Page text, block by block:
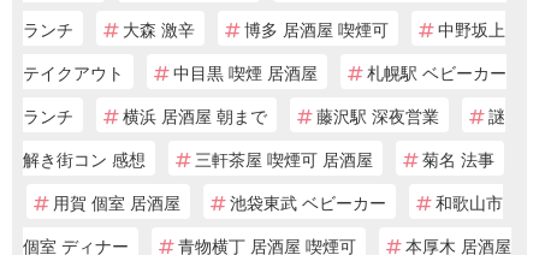
ランチ
大森 激辛 博多 居酒屋 喫煙可
中野坂上
テイクアウト
中目黒 喫煙 居酒屋
札幌駅 ベビーカー
ランチ
横浜 居酒屋 朝まで 藤沢駅 深夜営業
謎
解き街コン 感想
三軒茶屋 喫煙可 居酒屋
菊名 法事
用賀 個室 居酒屋
池袋東武 ベビーカー
和歌山市
個室 ディナー
青物横丁 居酒屋 喫煙可 本厚木 居酒屋